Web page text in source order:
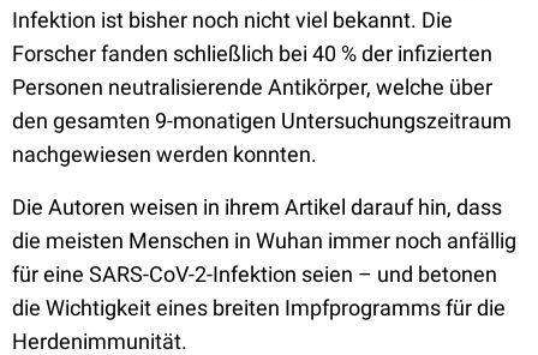
Infektion ist bisher noch nicht viel bekannt. Die
Forscher fanden schließlich bei 40 % der infizierten
Personen neutralisierende Antikörper, welche über
den gesamten 9-monatigen Untersuchungszeitraum
nachgewiesen werden konnten.
Die Autoren weisen in ihrem Artikel darauf hin, dass
die meisten Menschen in Wuhan immer noch anfällig
für eine SARS-CoV-2-Infektion seien – und betonen
die Wichtigkeit eines breiten Impfprogramms für die
Herdenimmunität.